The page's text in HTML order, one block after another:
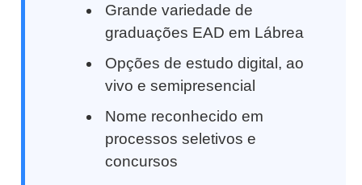
Grande variedade de
graduações EAD em Lábrea
Opções de estudo digital, ao
vivo e semipresencial
Nome reconhecido em
processos seletivos e
concursos